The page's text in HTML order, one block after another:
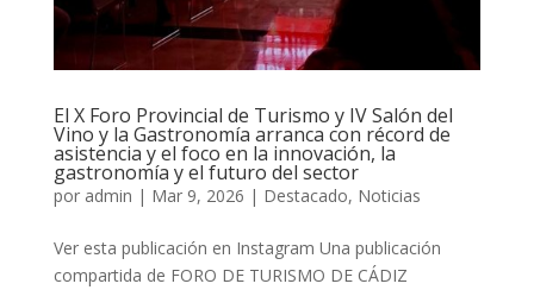
El X Foro Provincial de Turismo y IV Salón del
Vino y la Gastronomía arranca con récord de
asistencia y el foco en la innovación, la
gastronomía y el futuro del sector
por admin | Mar 9, 2026 | Destacado, Noticias
Ver esta publicación en Instagram Una publicación
compartida de FORO DE TURISMO DE CÁDIZ